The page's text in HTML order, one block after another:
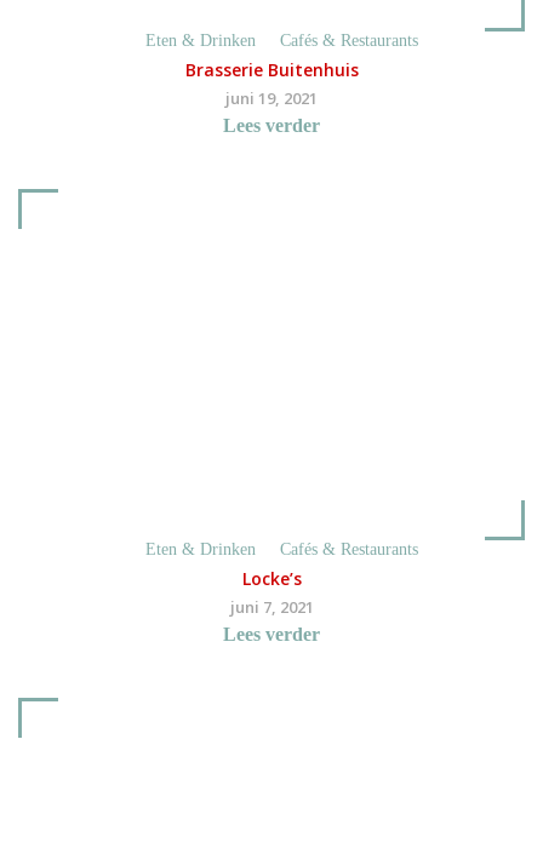
Eten & Drinken Cafés & Restaurants
Brasserie Buitenhuis
juni 19, 2021
Lees verder
Eten & Drinken Cafés & Restaurants
Locke’s
juni 7, 2021
Lees verder